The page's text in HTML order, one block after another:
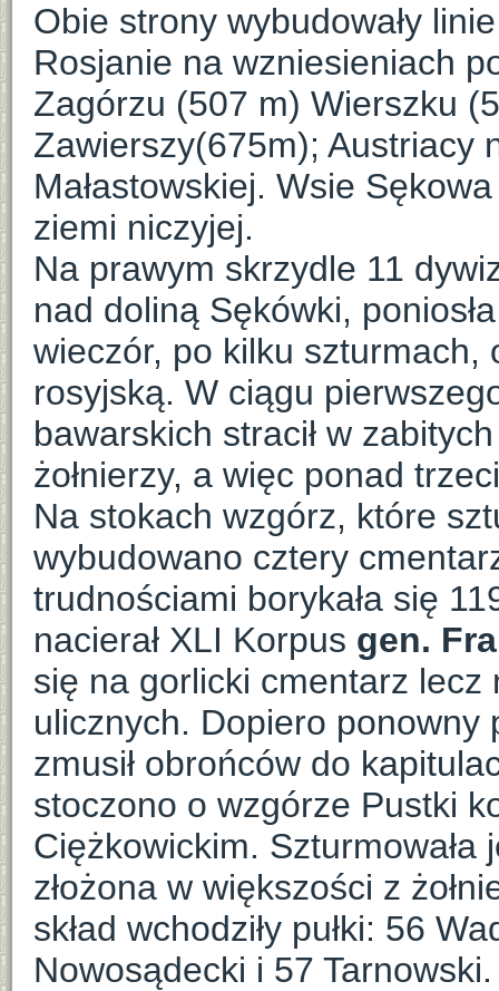
Obie strony wybudowały
Rosjanie na wzniesieniach
Zagórzu (507 m) Wierszku
Zawierszy(675m); Austriacy
Małastowskiej. Wsie
ziemi niczyjej.
Na prawym skrzydle 11
nad doliną Sękówki,
wieczór, po kilku szturmach,
rosyjską. W ciągu
bawarskich stracił w
żołnierzy, a więc ponad
Na stokach wzgórz, które
wybudowano cztery
trudnościami borykała się
nacierał XLI Korpus gen.
się na gorlicki cmentarz lecz
ulicznych. Dopiero ponowny
zmusił obrońców do
stoczono o wzgórze Pustki
Ciężkowickim.
złożona w większości z
skład wchodziły pułki: 56
Nowosądecki i 57 Tarnowski.